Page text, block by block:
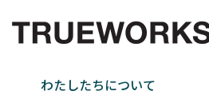
わたしたちについて